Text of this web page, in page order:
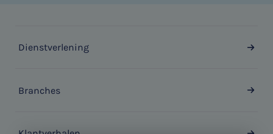
Dienstverlening
Branches